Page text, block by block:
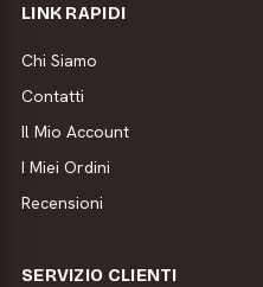
LINK RAPIDI
Chi Siamo
Contatti
Il Mio Account
I Miei Ordini
Recensioni
SERVIZIO CLIENTI